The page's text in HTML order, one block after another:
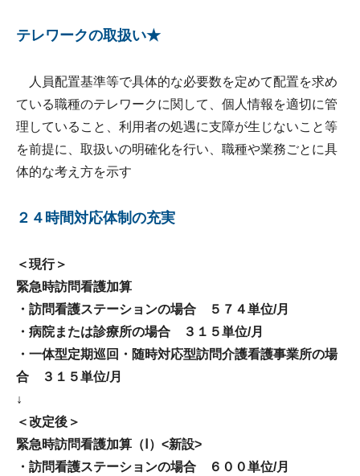
テレワークの取扱い★
人員配置基準等で具体的な必要数を定めて配置を求め
ている職種のテレワークに関して、個人情報を適切に管
理していること、利用者の処遇に支障が生じないこと等
を前提に、取扱いの明確化を行い、職種や業務ごとに具
体的な考え方を示す
２４時間対応体制の充実
＜現行＞
緊急時訪問看護加算
・訪問看護ステーションの場合 ５７４単位/月
・病院または診療所の場合 ３１５単位/月
・一体型定期巡回・随時対応型訪問介護看護事業所の場
合 ３１５単位/月
↓
＜改定後＞
緊急時訪問看護加算（Ⅰ）<新設>
・訪問看護ステーションの場合 ６００単位/月